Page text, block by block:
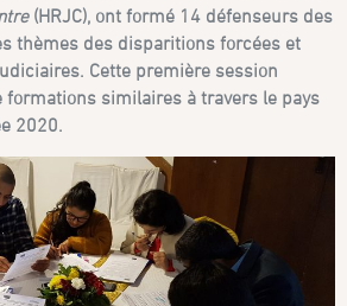
(HRJC), ont formé 14 défenseurs des
thèmes des disparitions forcées et
Cette première session
formations similaires à travers le pays
2020.